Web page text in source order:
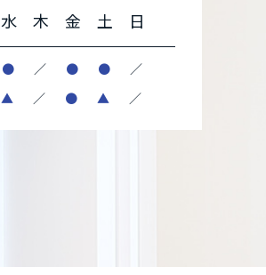
水 木 金 土 日
● ／ ● ● ／
▲ ／ ● ▲ ／